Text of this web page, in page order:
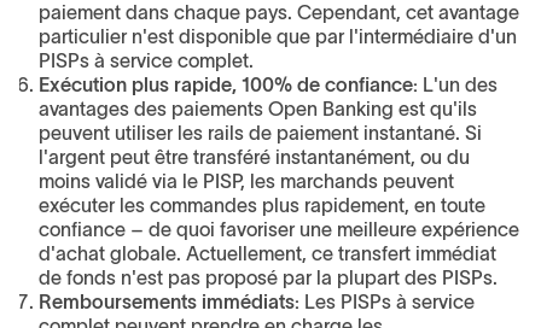
paiement dans chaque pays. Cependant, cet avantage
particulier n'est disponible que par l'intermédiaire d'un
PISPs à service complet.
Exécution plus rapide, 100% de confiance: L'un des
avantages des paiements Open Banking est qu'ils
peuvent utiliser les rails de paiement instantané. Si
l'argent peut être transféré instantanément, ou du
moins validé via le PISP, les marchands peuvent
exécuter les commandes plus rapidement, en toute
confiance – de quoi favoriser une meilleure expérience
d'achat globale. Actuellement, ce transfert immédiat
de fonds n'est pas proposé par la plupart des PISPs.
Remboursements immédiats: Les PISPs à service